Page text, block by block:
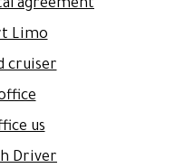
agreement
Limo
cruiser
us
Driver